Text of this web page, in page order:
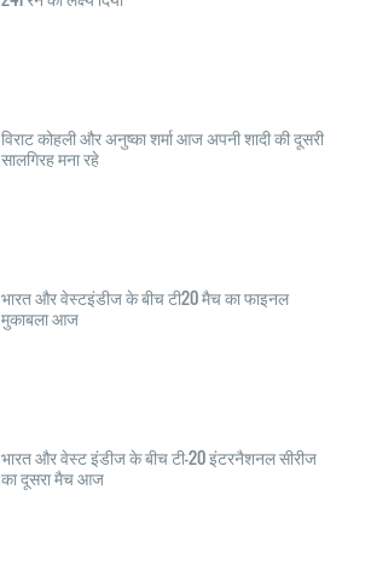
विराट कोहली और अनुष्का शर्मा आज अपनी शादी की दूसरी
सालगिरह मना रहे
भारत और वेस्टइंडीज के बीच टी20 मैच का फाइनल
मुकाबला आज
भारत और वेस्ट इंडीज के बीच टी-20 इंटरनैशनल सीरीज
का दूसरा मैच आज